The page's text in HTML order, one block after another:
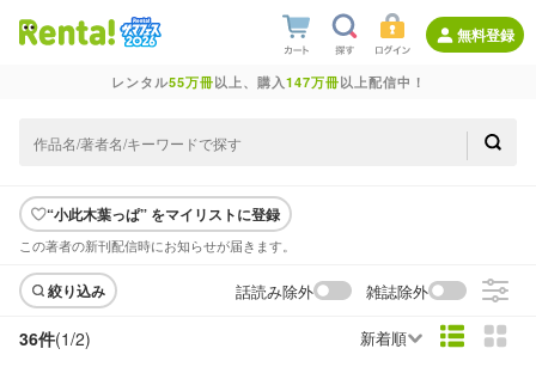
無料登録
レンタル55万冊以上、購入147万冊以上配信中！
“小此木葉っぱ” をマイリストに登録
この著者の新刊配信時にお知らせが届きます。
絞り込み 話読み除外 雑誌除外
36件(1/2) 新着順